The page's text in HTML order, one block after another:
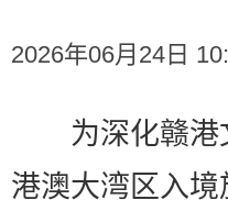
2026年06月24日
为深化赣港
港澳大湾区入